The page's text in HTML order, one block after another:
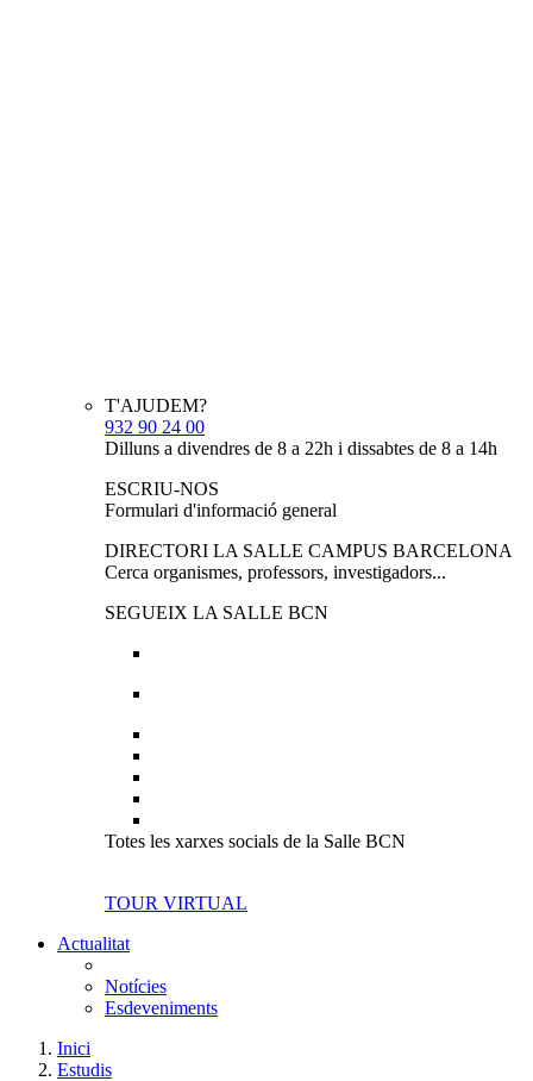
T'AJUDEM?
932 90 24 00
Dilluns a divendres de 8 a 22h i dissabtes de 8 a 14h
ESCRIU-NOS
Formulari d'informació general
DIRECTORI LA SALLE CAMPUS BARCELONA
Cerca organismes, professors, investigadors...
SEGUEIX LA SALLE BCN
Totes les xarxes socials de la Salle BCN
TOUR VIRTUAL
Actualitat
Notícies
Esdeveniments
Inici
Estudis